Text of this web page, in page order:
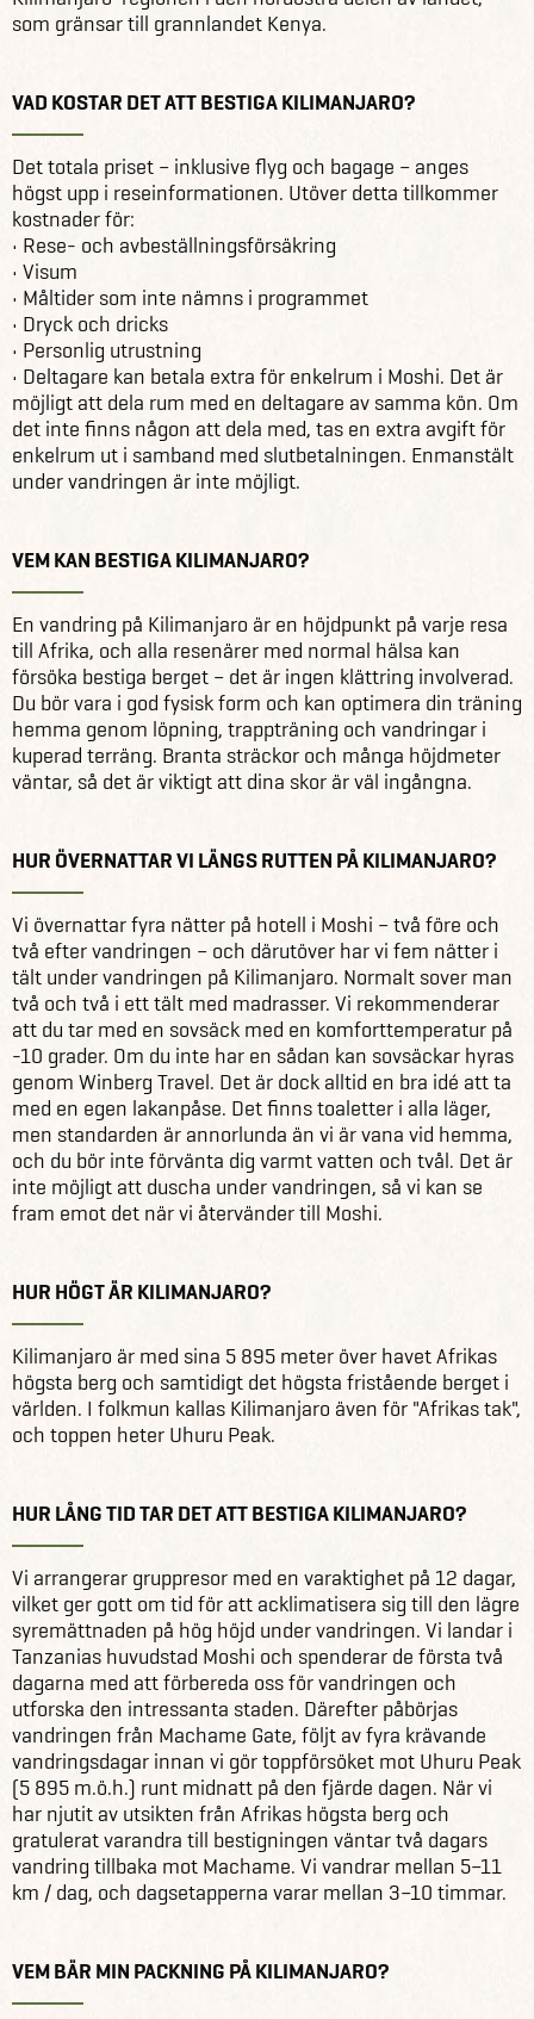
som gränsar till grannlandet Kenya.
VAD KOSTAR DET ATT BESTIGA KILIMANJARO?
Det totala priset – inklusive flyg och bagage – anges
högst upp i reseinformationen. Utöver detta tillkommer
kostnader för:
• Rese- och avbeställningsförsäkring
• Visum
• Måltider som inte nämns i programmet
• Dryck och dricks
• Personlig utrustning
• Deltagare kan betala extra för enkelrum i Moshi. Det är
möjligt att dela rum med en deltagare av samma kön. Om
det inte finns någon att dela med, tas en extra avgift för
enkelrum ut i samband med slutbetalningen. Enmanstält
under vandringen är inte möjligt.
VEM KAN BESTIGA KILIMANJARO?
En vandring på Kilimanjaro är en höjdpunkt på varje resa
till Afrika, och alla resenärer med normal hälsa kan
försöka bestiga berget – det är ingen klättring involverad.
Du bör vara i god fysisk form och kan optimera din träning
hemma genom löpning, trappträning och vandringar i
kuperad terräng. Branta sträckor och många höjdmeter
väntar, så det är viktigt att dina skor är väl ingångna.
HUR ÖVERNATTAR VI LÄNGS RUTTEN PÅ KILIMANJARO?
Vi övernattar fyra nätter på hotell i Moshi – två före och
två efter vandringen – och därutöver har vi fem nätter i
tält under vandringen på Kilimanjaro. Normalt sover man
två och två i ett tält med madrasser. Vi rekommenderar
att du tar med en sovsäck med en komforttemperatur på
-10 grader. Om du inte har en sådan kan sovsäckar hyras
genom Winberg Travel. Det är dock alltid en bra idé att ta
med en egen lakanpåse. Det finns toaletter i alla läger,
men standarden är annorlunda än vi är vana vid hemma,
och du bör inte förvänta dig varmt vatten och tvål. Det är
inte möjligt att duscha under vandringen, så vi kan se
fram emot det när vi återvänder till Moshi.
HUR HÖGT ÄR KILIMANJARO?
Kilimanjaro är med sina 5 895 meter över havet Afrikas
högsta berg och samtidigt det högsta fristående berget i
världen. I folkmun kallas Kilimanjaro även för "Afrikas tak",
och toppen heter Uhuru Peak.
HUR LÅNG TID TAR DET ATT BESTIGA KILIMANJARO?
Vi arrangerar gruppresor med en varaktighet på 12 dagar,
vilket ger gott om tid för att acklimatisera sig till den lägre
syremättnaden på hög höjd under vandringen. Vi landar i
Tanzanias huvudstad Moshi och spenderar de första två
dagarna med att förbereda oss för vandringen och
utforska den intressanta staden. Därefter påbörjas
vandringen från Machame Gate, följt av fyra krävande
vandringsdagar innan vi gör toppförsöket mot Uhuru Peak
(5 895 m.ö.h.) runt midnatt på den fjärde dagen. När vi
har njutit av utsikten från Afrikas högsta berg och
gratulerat varandra till bestigningen väntar två dagars
vandring tillbaka mot Machame. Vi vandrar mellan 5–11
km / dag, och dagsetapperna varar mellan 3–10 timmar.
VEM BÄR MIN PACKNING PÅ KILIMANJARO?